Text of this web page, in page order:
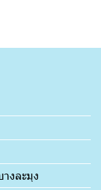
งละมุง